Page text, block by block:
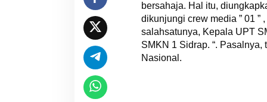
bersahaja. Hal itu,
dikunjungi crew media ” 01
salahsatunya, Kepala UPT
SMKN 1 Sidrap. “.
Nasional.